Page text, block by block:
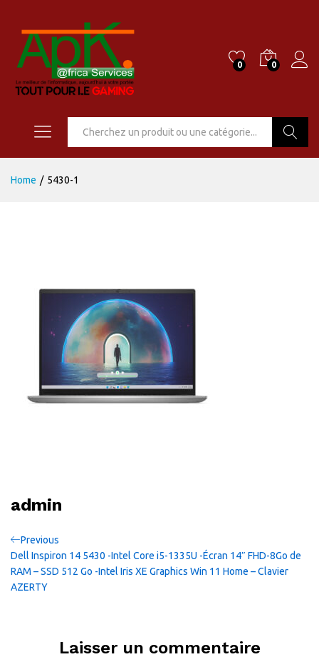
0 0
Home / 5430-1
admin
Navigation
de
l’article
Previous
Post
Previous
Dell Inspiron 14 5430 -Intel Core i5-1335U -Écran 14″ FHD-8Go de
RAM – SSD 512 Go -Intel Iris XE Graphics Win 11 Home – Clavier
AZERTY
Laisser un commentaire